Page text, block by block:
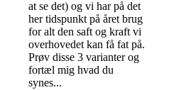
at se det) og vi har på det
her tidspunkt på året brug
for alt den saft og kraft vi
overhovedet kan få fat på.
Prøv disse 3 varianter og
fortæl mig hvad du
synes...